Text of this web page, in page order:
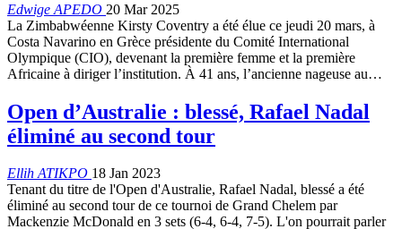
Edwige APEDO 20 Mar 2025
La Zimbabwéenne Kirsty Coventry a été élue ce jeudi 20 mars, à
Costa Navarino en Grèce présidente du Comité International
Olympique (CIO), devenant la première femme et la première
Africaine à diriger l’institution. À 41 ans, l’ancienne nageuse au…
Open d’Australie : blessé, Rafael Nadal
éliminé au second tour
Ellih ATIKPO 18 Jan 2023
Tenant du titre de l'Open d'Australie, Rafael Nadal, blessé a été
éliminé au second tour de ce tournoi de Grand Chelem par
Mackenzie McDonald en 3 sets (6-4, 6-4, 7-5). L'on pourrait parler